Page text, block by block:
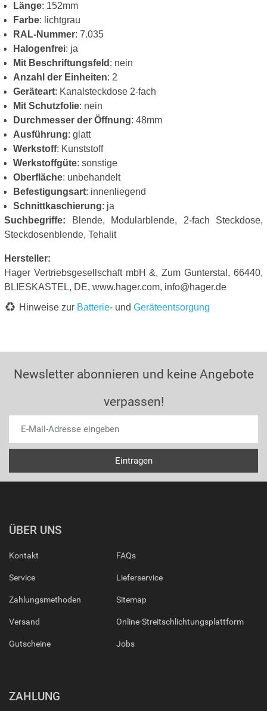
Länge: 152mm
Farbe: lichtgrau
RAL-Nummer: 7.035
Halogenfrei: ja
Mit Beschriftungsfeld : nein
Anzahl der Einheiten: 2
Geräteart: Kanalsteckdose 2-fach
Mit Schutzfolie: nein
Durchmesser der Öffnung: 48mm
Ausführung: glatt
Werkstoff: Kunststoff
Werkstoffgüte: sonstige
Oberfläche: unbehandelt
Befestigungsart: innenliegend
Schnittkaschierung: ja
Suchbegriffe: Blende, Modularblende, 2-fach Steckdose,
Steckdosenblende, Tehalit
Hersteller:
Hager Vertriebsgesellschaft mbH &, Zum Gunterstal, 66440,
BLIESKASTEL, DE, www.hager.com, info@hager.de
Hinweise zur Batterie- und Geräteentsorgung
Newsletter abonnieren und keine Angebote
verpassen!
ÜBER UNS
Kontakt
Service
Zahlungsmethoden
Versand
Gutscheine
FAQs
Lieferservice
Sitemap
Online-Streitschlichtungsplattform
Jobs
ZAHLUNG